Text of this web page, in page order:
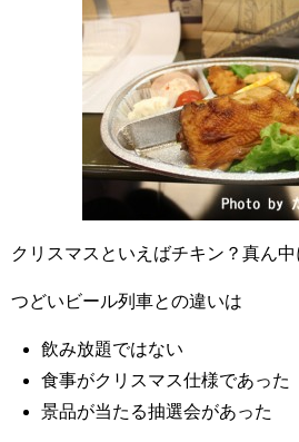
クリスマスといえばチキン？真ん
つどいビール列車との違いは
飲み放題ではない
食事がクリスマス仕様であった
景品が当たる抽選会があった